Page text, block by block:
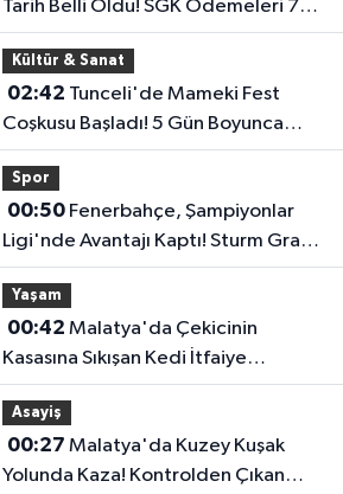
Tarih Belli Oldu! SGK Ödemeleri 7
Ağustos'ta Başlıyor
Kültür & Sanat
02:42
Coşkusu Başladı! 5 Gün Boyunca
Etkinlikler Düzenlenecek
Spor
00:50Fenerbahçe, Şampiyonlar
Ligi'nde Avantajı Kaptı! Sturm Graz'ı
2-0 Mağlup Etti
Yaşam
00:42
Kasasına Sıkışan Kedi İtfaiye
Ekiplerince Kurtarıldı
Asayiş
00:27
Yolunda Kaza! Kontrolden Çıkan